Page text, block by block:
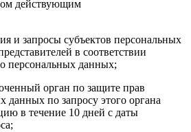
действующим
и запросы субъектов персональных
в соответствии
персональных данных;
орган по защите прав
данных по запросу этого органа
в течение 10 дней с даты